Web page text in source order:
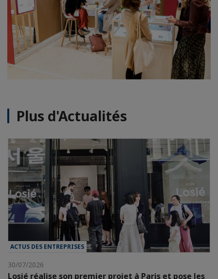
Plus d'Actualités
ACTUS DES ENTREPRISES
30/07/2026
Losié réalise son premier projet à Paris et pose les